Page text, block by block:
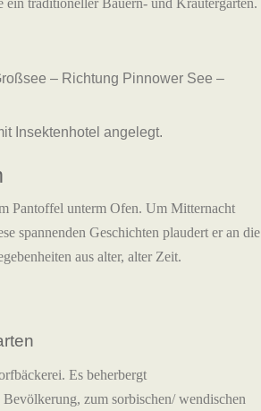
traditioneller Bauern- und Kräutergarten.
– Richtung Pinnower See –
Insektenhotel angelegt.
Pantoffel unterm Ofen. Um Mitternacht
spannenden Geschichten plaudert er an die
aus alter, alter Zeit.
Es beherbergt
zum sorbischen/ wendischen